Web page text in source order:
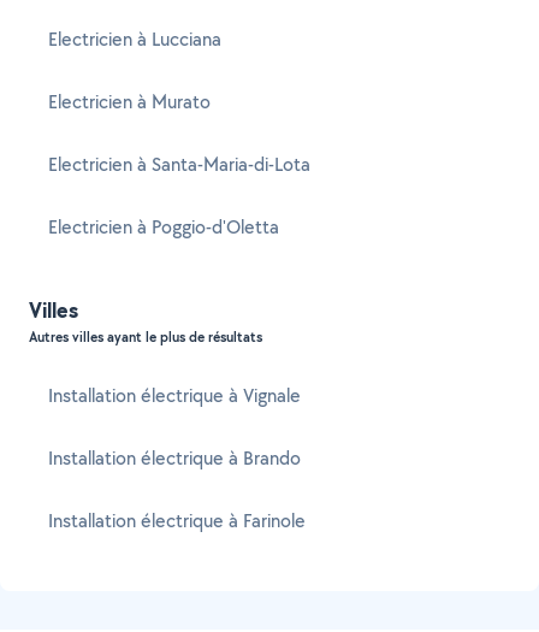
Electricien à Lucciana
Electricien à Murato
Electricien à Santa-Maria-di-Lota
Electricien à Poggio-d'Oletta
Villes
Autres villes ayant le plus de résultats
Installation électrique à Vignale
Installation électrique à Brando
Installation électrique à Farinole